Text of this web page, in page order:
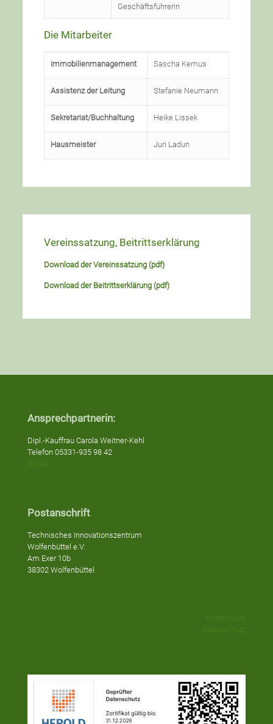
Geschäftsführerin
Die Mitarbeiter
Immobilienmanagement Sascha Kemus
Assistenz der Leitung Stefanie Neumann
Sekretariat/Buchhaltung Heike Lissek
Hausmeister Juri Ladun
Vereinssatzung, Beitrittserklärung
Download der Vereinssatzung (pdf)
Download der Beitrittserklärung (pdf)
Ansprechpartnerin:
Dipl.-Kauffrau Carola Weitner-Kehl
Telefon 05331-935 98 42
Postanschrift
Technisches Innovationszentrum
Wolfenbüttel e.V.
Am Exer 10b
38302 Wolfenbüttel